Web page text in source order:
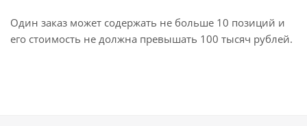
Один заказ может содержать не больше 10 позиций и
его стоимость не должна превышать 100 тысяч рублей.